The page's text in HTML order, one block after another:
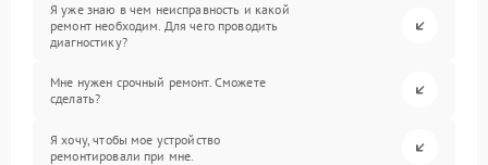
Я уже знаю в чем неисправность и какой
ремонт необходим. Для чего проводить
диагностику?
Мне нужен срочный ремонт. Сможете
сделать?
Я хочу, чтобы мое устройство
ремонтировали при мне.